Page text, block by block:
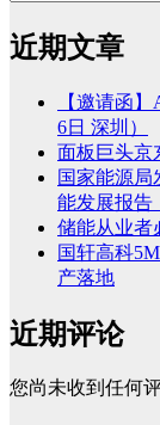
近期文章
【邀请函
6日 深圳）
面板巨头京
国家能源局
能发展报告
储能从业者
国轩高科
产落地
近期评论
您尚未收到任何评